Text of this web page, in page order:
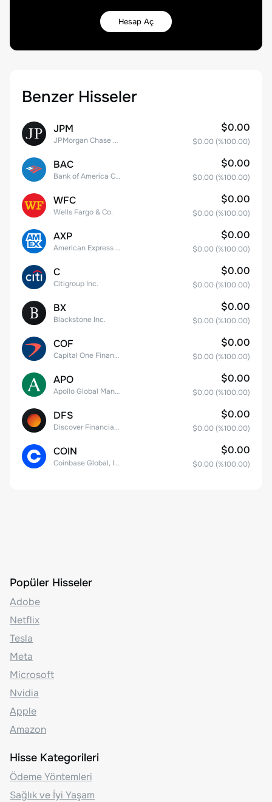
Hesap Aç
Benzer Hisseler
JPM
JPMorgan Chase & Co.
$0.00
$0.00 (%100.00)
BAC
Bank of America Corporation
$0.00
$0.00 (%100.00)
WFC
Wells Fargo & Co.
$0.00
$0.00 (%100.00)
AXP
American Express Company
$0.00
$0.00 (%100.00)
C
Citigroup Inc.
$0.00
$0.00 (%100.00)
BX
Blackstone Inc.
$0.00
$0.00 (%100.00)
COF
Capital One Financial
$0.00
$0.00 (%100.00)
APO
Apollo Global Management, Inc.
$0.00
$0.00 (%100.00)
DFS
Discover Financial Services
$0.00
$0.00 (%100.00)
COIN
Coinbase Global, Inc. Class A Common Stock
$0.00
$0.00 (%100.00)
Popüler Hisseler
Adobe
Netflix
Tesla
Meta
Microsoft
Nvidia
Apple
Amazon
Hisse Kategorileri
Ödeme Yöntemleri
Sağlık ve İyi Yaşam